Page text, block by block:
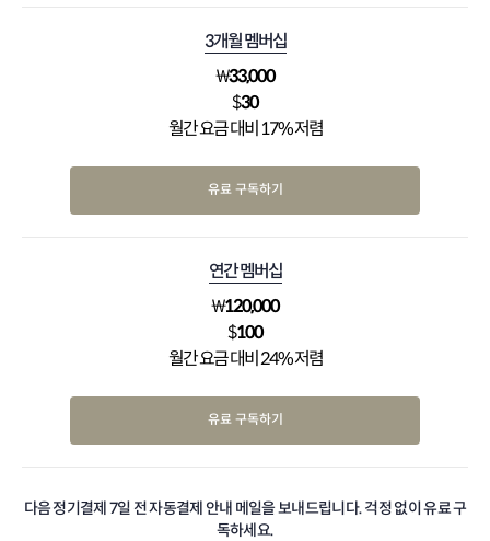
3개월 멤버십
₩33,000
$30
월간 요금 대비 17% 저렴
유료 구독하기
연간 멤버십
₩120,000
$100
월간 요금 대비 24% 저렴
유료 구독하기
다음 정기결제 7일 전 자동결제 안내 메일을 보내드립니다. 걱정 없이 유료 구
독하세요.